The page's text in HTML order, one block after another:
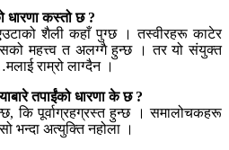
धारणा कस्तो छ ?
शैली कहाँ पुग्छ । तस्वीरहरू काटेर
महत्त्व त अलग्गै हुन्छ । तर यो संयुक्त
राम्रो लाग्दैन ।
तपाईंको धारणा के छ ?
कि पूर्वाग्रहग्रस्त हुन्छ । समालोचकहरू
अत्युक्ति नहोला ।